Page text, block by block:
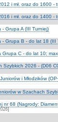
i mł. oraz do 1600 -
i mł. oraz do 1400 -
Grupa A (III Turniej)
- Grupa B - do lat 18 (III
C - do lat 10;
Szybkich 2026 - (D06
i Młodzików
w Szachach
nr 68 (Nagrody: